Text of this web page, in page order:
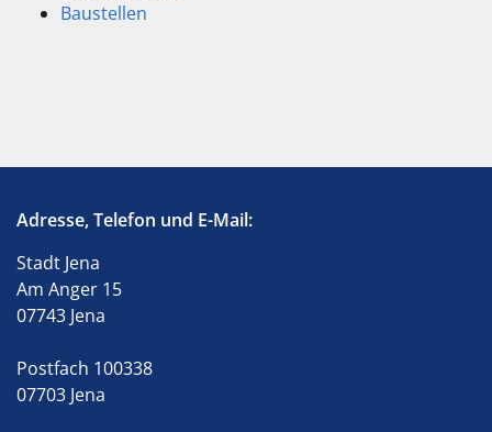
Baustellen
Adresse, Telefon und E-Mail:
Stadt Jena
Am Anger 15
07743 Jena
Postfach 100338
07703 Jena